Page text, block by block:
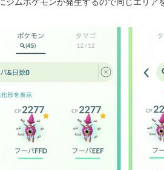
ジムポケモンが発生するので同じエリ